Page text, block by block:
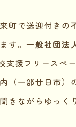
町で送迎付きの
す。 一般社団法
支援フリースペ
（一部廿日市）
きながらゆっく